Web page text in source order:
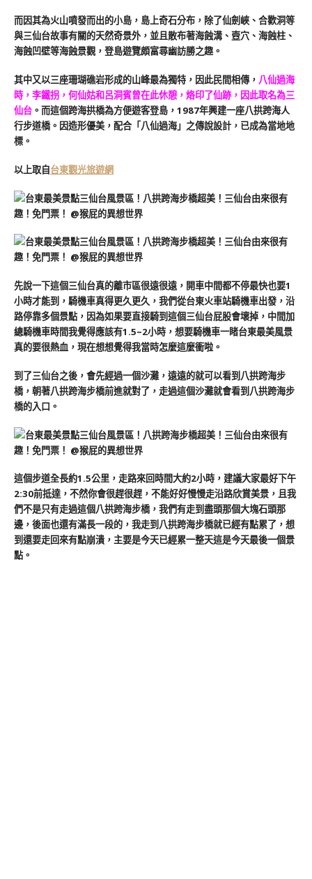
而因其為火山噴發而出的小島，島上奇石分布，除了仙劍峽、合歡洞等
與三仙台故事有關的天然奇景外，並且散布著海蝕溝、壼穴、海蝕柱、
海蝕凹壁等海蝕景觀，登島遊覽頗富尋幽訪勝之趣。
其中又以三座珊瑚礁岩形成的山峰最為獨特，因此民間相傳， 八仙過海
時，李鐵拐，何仙姑和呂洞賓曾在此休憩，烙印了仙跡，因此取名為三
仙台 。而這個跨海拱橋為方便遊客登島，1987年興建一座八拱跨海人
行步道橋。因造形優美，配合「八仙過海」之傳說設計，已成為當地地
標。
以上取自台東觀光旅遊網
先說一下這個三仙台真的離市區很遠很遠，開車中間都不停最快也要1
小時才能到，騎機車真得更久更久，我們從台東火車站騎機車出發，沿
路停靠多個景點，因為如果要直接騎到這個三仙台屁股會壞掉，中間加
總騎機車時間我覺得應該有1.5~2小時，想要騎機車一睹台東最美風景
真的要很熱血，現在想想覺得我當時怎麼這麼衝啦。
到了三仙台之後，會先經過一個沙灘，遠遠的就可以看到八拱跨海步
橋，朝著八拱跨海步橋前進就對了，走過這個沙灘就會看到八拱跨海步
橋的入口。
這個步道全長約1.5公里，走路來回時間大約2小時，建議大家最好下午
2:30前抵達，不然你會很趕很趕，不能好好慢慢走沿路欣賞美景，且我
們不是只有走過這個八拱跨海步橋，我們有走到盡頭那個大塊石頭那
邊，後面也還有滿長一段的，我走到八拱跨海步橋就已經有點累了，想
到還要走回來有點崩潰，主要是今天已經累一整天這是今天最後一個景
點。